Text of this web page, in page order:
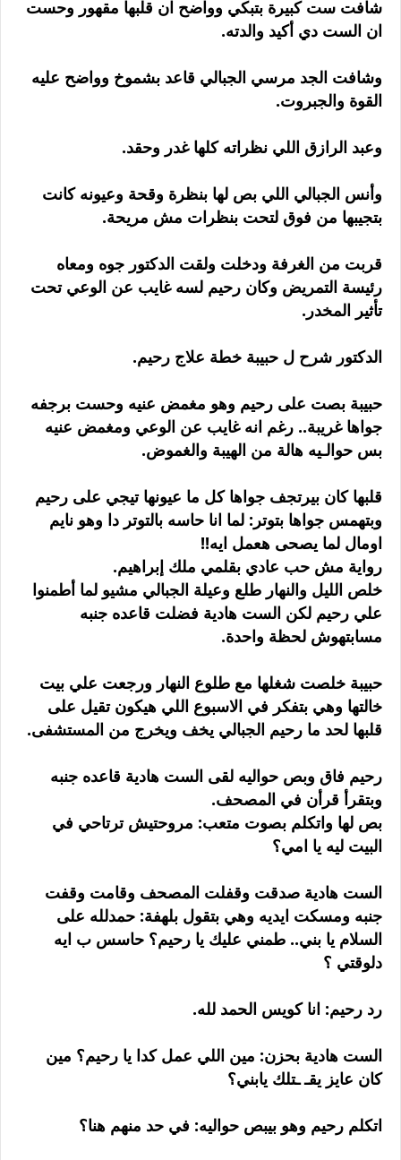
شافت ست كبيرة بتبكي وواضح ان قلبها مقهور وحست
ان الست دي أكيد والدته.
وشافت الجد مرسي الجبالي قاعد بشموخ وواضح عليه
القوة والجبروت.
وعبد الرازق اللي نظراته كلها غدر وحقد.
وأنس الجبالي اللي بص لها بنظرة وقحة وعيونه كانت
بتجيبها من فوق لتحت بنظرات مش مريحة.
قربت من الغرفة ودخلت ولقت الدكتور جوه ومعاه
رئيسة التمريض وكان رحيم لسه غايب عن الوعي تحت
تأثير المخدر.
الدكتور شرح ل حبيبة خطة علاج رحيم.
حبيبة بصت على رحيم وهو مغمض عنيه وحست برجفه
جواها غريبة.. رغم انه غايب عن الوعي ومغمض عنيه
بس حوالـيه هالة من الهيبة والغموض.
قلبها كان بيرتجف جواها كل ما عيونها تيجي على رحيم
وبتهمس جواها بتوتر: لما انا حاسه بالتوتر دا وهو نايم
اومال لما يصحى هعمل ايه!!
رواية مش حب عادي بقلمي ملك إبراهيم.
خلص الليل والنهار طلع وعيلة الجبالي مشيو لما أطمنوا
علي رحيم لكن الست هادية فضلت قاعده جنبه
مسابتهوش لحظة واحدة.
حبيبة خلصت شغلها مع طلوع النهار ورجعت علي بيت
خالتها وهي بتفكر في الاسبوع اللي هيكون تقيل على
قلبها لحد ما رحيم الجبالي يخف ويخرج من المستشفى.
رحيم فاق وبص حواليه لقى الست هادية قاعده جنبه
وبتقرأ قرأن في المصحف.
بص لها واتكلم بصوت متعب: مروحتيش ترتاحي في
البيت ليه يا امي؟
الست هادية صدقت وقفلت المصحف وقامت وقفت
جنبه ومسكت ايديه وهي بتقول بلهفة: حمدلله على
السلام يا بني.. طمني عليك يا رحيم؟ حاسس ب ايه
دلوقتي ؟
رد رحيم: انا كويس الحمد لله.
الست هادية بحزن: مين اللي عمل كدا يا رحيم؟ مين
كان عايز يقـ ـتلك يابني؟
اتكلم رحيم وهو بيبص حواليه: في حد منهم هنا؟